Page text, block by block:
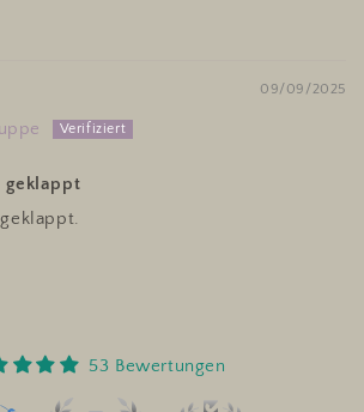
09/09/2025
geklappt
53 Bewertungen